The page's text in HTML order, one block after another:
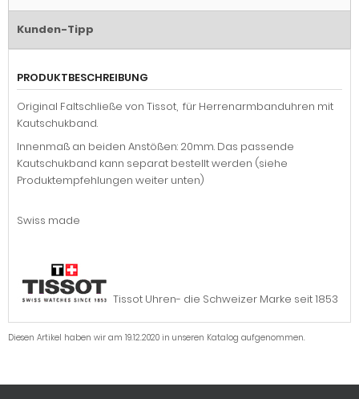
Kunden-Tipp
PRODUKTBESCHREIBUNG
Original Faltschließe von Tissot, für Herrenarmbanduhren mit
Kautschukband.
Innenmaß an beiden Anstößen: 20mm. Das passende
Kautschukband kann separat bestellt werden (siehe
Produktempfehlungen weiter unten)
Swiss made
Tissot Uhren- die Schweizer Marke seit 1853
Diesen Artikel haben wir am 19.12.2020 in unseren Katalog aufgenommen.